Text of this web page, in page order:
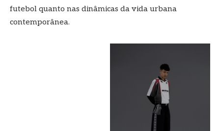
futebol quanto nas dinâmicas da vida urbana
contemporânea.